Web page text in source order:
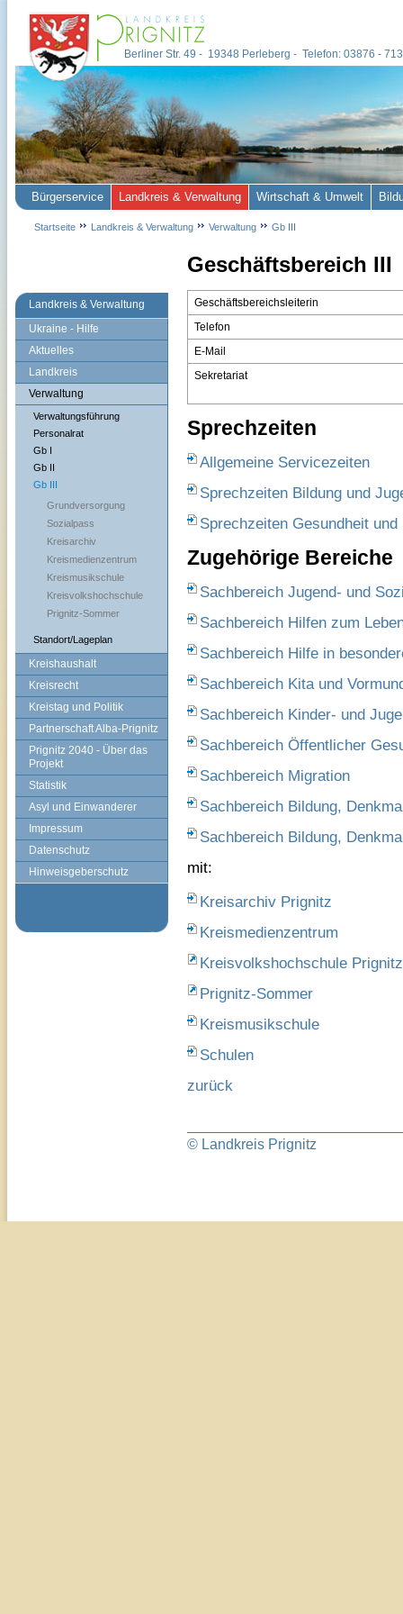
Landkreis & Verwaltung
Ukraine - Hilfe
Aktuelles
Landkreis
Verwaltung
Verwaltungsführung
Personalrat
Gb I
Gb II
Gb III
Grundversorgung
Sozialpass
Kreisarchiv
Kreismedienzentrum
Kreismusikschule
Kreisvolkshochschule
Prignitz-Sommer
Standort/Lageplan
Kreishaushalt
Kreisrecht
Kreistag und Politik
Partnerschaft Alba-Prignitz
Prignitz 2040 - Über das
Projekt
Statistik
Asyl und Einwanderer
Impressum
Datenschutz
Hinweisgeberschutz
Geschäftsbereich III
Geschäftsbereichsleiterin
Telefon
E-Mail
Sekretariat
Sprechzeiten
Allgemeine Servicezeiten
Sprechzeiten Bildung und
Sprechzeiten Gesundheit und
Zugehörige Bereiche
Sachbereich Jugend- und
Sachbereich Hilfen zum
Sachbereich Hilfe in
Sachbereich Kita und
Sachbereich Kinder- und
Sachbereich Öffentlicher
Sachbereich Migration
Sachbereich Bildung,
Sachbereich Bildung,
mit:
Kreisarchiv Prignitz
Kreismedienzentrum
Kreisvolkshochschule Prignitz
Prignitz-Sommer
Kreismusikschule
Schulen
zurück
© Landkreis Prignitz
Berliner Str. 49 - 19348 Perleberg - Telefon: 03876 -
Bürgerservice Landkreis & Verwaltung Wirtschaft & Umwelt
Startseite Landkreis & Verwaltung Verwaltung Gb III